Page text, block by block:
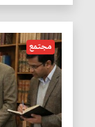
مجتمع